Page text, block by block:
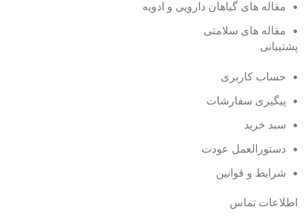
مقاله های گیاهان دارویی و ادویه
مقاله های سلامتی
پشتیبانی
حساب کاربری
پیگیری سفارشات
سبد خرید
دستورالعمل عودت
شرایط و قوانین
اطلاعات تماس